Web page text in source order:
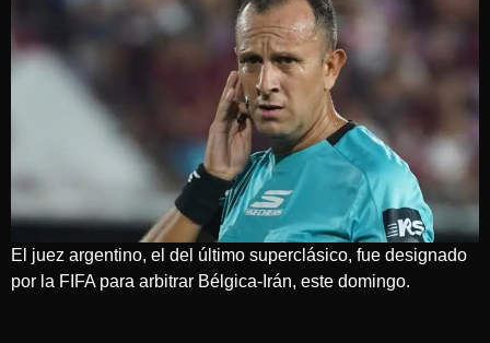
El juez argentino, el del último superclásico, fue designado
por la FIFA para arbitrar Bélgica-Irán, este domingo.